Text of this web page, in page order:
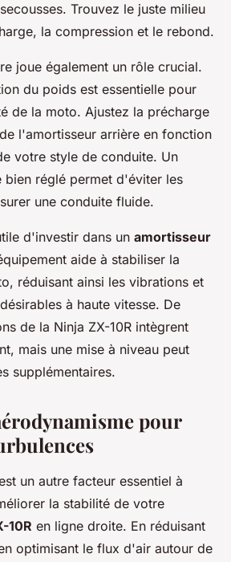
Trouvez le juste milieu
la compression et le rebond.
joue également un rôle crucial.
du poids est essentielle pour
de la moto. Ajustez la précharge
l'amortisseur arrière en fonction
votre style de conduite. Un
bien réglé permet d'éviter les
une conduite fluide.
d'investir dans un amortisseur
aide à stabiliser la
réduisant ainsi les vibrations et
à haute vitesse. De
de la Ninja ZX-10R intègrent
mais une mise à niveau peut
supplémentaires.
pour
un autre facteur essentiel à
la stabilité de votre
10R en ligne droite. En réduisant
optimisant le flux d'air autour de